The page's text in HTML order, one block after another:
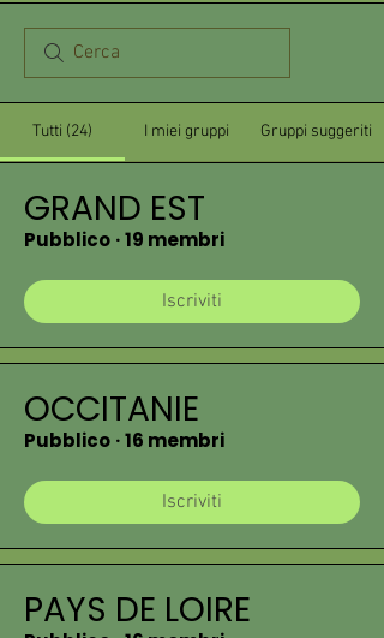
Tutti (24) I miei gruppi Gruppi suggeriti
GRAND EST
Pubblico ·19 membri
Iscriviti
OCCITANIE
Pubblico ·16 membri
Iscriviti
PAYS DE LOIRE